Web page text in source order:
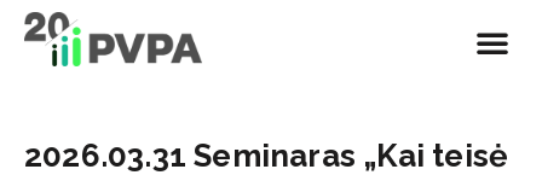
2026.03.31 Seminaras „Kai teisė